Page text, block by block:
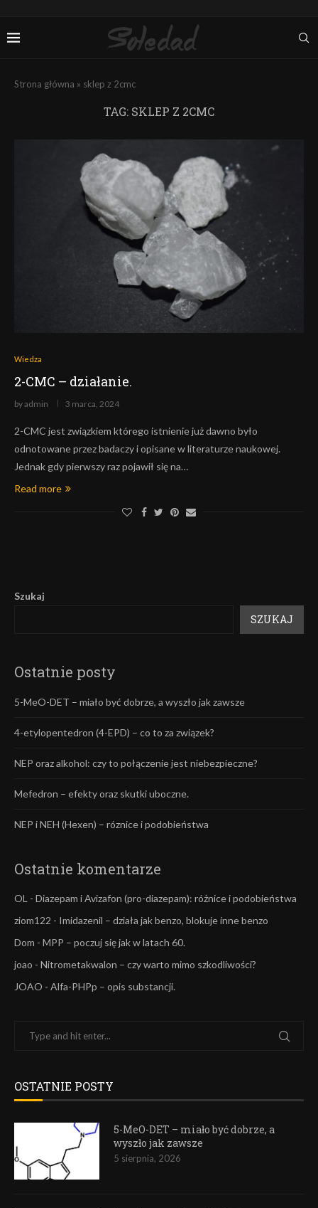
Strona główna » sklep z 2cmc
TAG: SKLEP Z 2CMC
Wiedza
2-CMC – działanie.
byadmin 3 marca, 2024
2-CMC jest związkiem którego istnienie już dawno było
odnotowane przez badaczy i opisane w literaturze naukowej.
Jednak gdy pierwszy raz pojawił się na…
Read more
Szukaj
SZUKAJ
Ostatnie posty
5-MeO-DET – miało być dobrze, a wyszło jak zawsze
4-etylopentedron (4-EPD) – co to za związek?
NEP oraz alkohol: czy to połączenie jest niebezpieczne?
Mefedron – efekty oraz skutki uboczne.
NEP i NEH (Hexen) – róznice i podobieństwa
Ostatnie komentarze
OL - Diazepam i Avizafon (pro-diazepam): różnice i podobieństwa
ziom122 - Imidazenil – działa jak benzo, blokuje inne benzo
Dom - MPP – poczuj się jak w latach 60.
joao - Nitrometakwalon – czy warto mimo szkodliwości?
JOAO - Alfa-PHPp – opis substancji.
OSTATNIE POSTY
5-MeO-DET – miało być dobrze, a
wyszło jak zawsze
5 sierpnia, 2026